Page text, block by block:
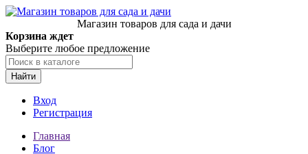
Магазин товаров для сада и дачи
Корзина ждет
Выберите любое предложение
Найти
Вход
Регистрация
Главная
Блог